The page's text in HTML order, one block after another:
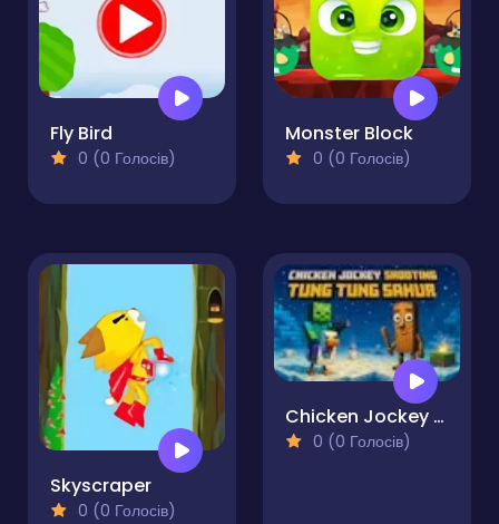
Fly Bird
0 (0 Голосів)
Monster Block
0 (0 Голосів)
Skyscraper
0 (0 Голосів)
Chicken Jockey Shooting Tung Tung Sahur
0 (0 Голосів)